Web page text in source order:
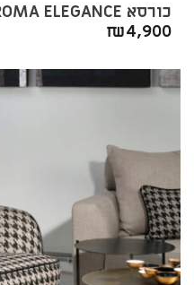
כורסא ROMA ELEGANCE
₪4,900